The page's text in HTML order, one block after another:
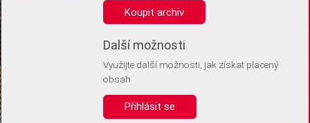
Anonymní unikátní ID
Díky němu příště poznáme, že se jedná o stejné zařízení, a
Identifikátor je zcela anonymní.
Vaše souhlasy a odmítnutí si ukládáme do vašeho zařízení, abychom se
vás už příště znovu neptali. Můžete je kdykoli později upravit ve Správě
Koupit archiv
Další možnosti
Využijte další možnosti, jak získat placený
obsah
Přihlásit se